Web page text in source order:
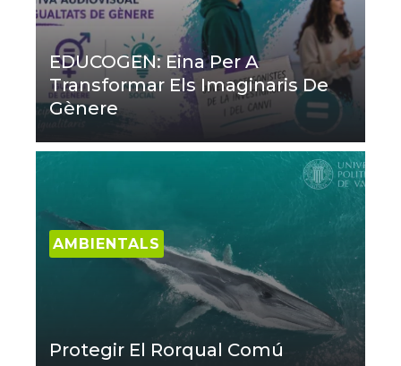
EDUCOGEN: Eina Per A
Transformar Els Imaginaris De
Gènere
AMBIENTALS
Protegir El Rorqual Comú